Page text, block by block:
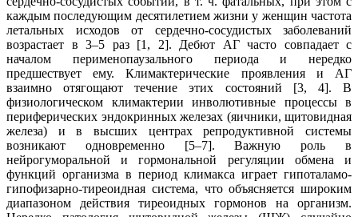
каждым последующим десятилетием жизни у женщин частота
летальных исходов от сердечно-сосудистых заболеваний
возрастает в 3–5 раз [1, 2]. Дебют АГ часто совпадает с
началом перименопаузального периода и нередко
предшествует ему. Климактерические проявления и АГ
взаимно отягощают течение этих состояний [3, 4]. В
физиологическом климактерии инволютивные процессы в
периферических эндокринных железах (яичники, щитовидная
железа) и в высших центрах репродуктивной системы
возникают одновременно [5–7]. Важную роль в
нейрогуморальной и гормональной регуляции обмена и
функций организма в период климакса играет гипоталамо-
гипофизарно-тиреоидная система, что объясняется широким
диапазоном действия тиреоидных гормонов на организм.